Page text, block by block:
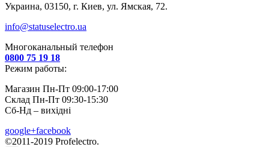
Украина, 03150, г. Киев, ул. Ямская, 72.
info@statuselectro.ua
Многоканальный телефон
0800 75 19 18
Режим работы:
Магазин Пн-Пт 09:00-17:00
Склад Пн-Пт 09:30-15:30
Сб-Нд – вихідні
google+facebook
©2011-2019 Profelectro.